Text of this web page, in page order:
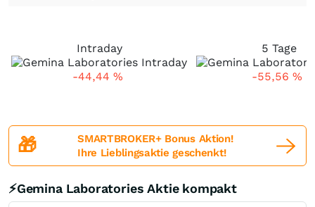
Intraday
-44,44 %
5 Tage
-55,56 %
🎁
SMARTBROKER+ Bonus Aktion!
Ihre Lieblingsaktie geschenkt!
⚡Gemina Laboratories Aktie kompakt